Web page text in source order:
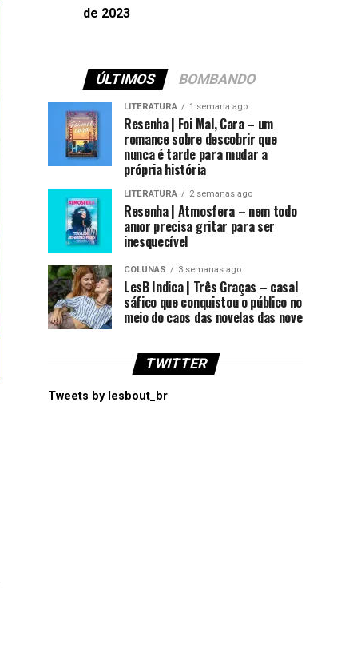
de 2023
ÚLTIMOS BOMBANDO
LITERATURA 1 semana ago
Resenha | Foi Mal, Cara – um
romance sobre descobrir que
nunca é tarde para mudar a
própria história
LITERATURA 2 semanas ago
Resenha | Atmosfera – nem todo
amor precisa gritar para ser
inesquecível
COLUNAS 3 semanas ago
LesB Indica | Três Graças – casal
sáfico que conquistou o público no
meio do caos das novelas das nove
TWITTER
Tweets by lesbout_br